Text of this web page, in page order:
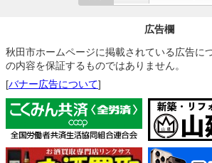
広告欄
秋田市ホームページに掲載されている広告に
の内容を保証するものではありません。
[バナー広告について]